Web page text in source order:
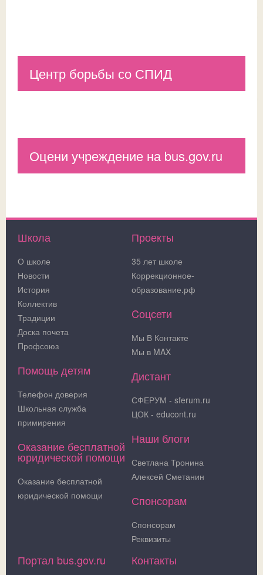
Центр борьбы со СПИД
Оцени учреждение на bus.gov.ru
Школа
О школе
Новости
История
Коллектив
Традиции
Доска почета
Профсоюз
Помощь детям
Телефон доверия
Школьная служба
примирения
Оказание бесплатной
юридической помощи
Оказание бесплатной
юридической помощи
Проекты
35 лет школе
Коррекционное-
образование.рф
Cоцсети
Мы В Контакте
Мы в MAX
Дистант
СФЕРУМ - sferum.ru
ЦОК - educont.ru
Наши блоги
Светлана Тронина
Алексей Сметанин
Спонсорам
Спонсорам
Реквизиты
Портал bus.gov.ru Контакты